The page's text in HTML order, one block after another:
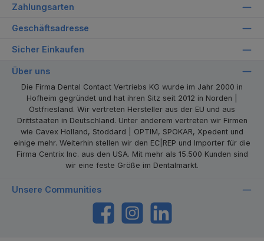
Zahlungsarten
Geschäftsadresse
Sicher Einkaufen
Über uns
Die Firma Dental Contact Vertriebs KG wurde im Jahr 2000 in
Hofheim gegründet und hat ihren Sitz seit 2012 in Norden |
Ostfriesland. Wir vertreten Hersteller aus der EU und aus
Drittstaaten in Deutschland. Unter anderem vertreten wir Firmen
wie Cavex Holland, Stoddard | OPTIM, SPOKAR, Xpedent und
einige mehr. Weiterhin stellen wir den EC|REP und Importer für die
Firma Centrix Inc. aus den USA. Mit mehr als 15.500 Kunden sind
wir eine feste Größe im Dentalmarkt.
Unsere Communities
https://www.facebook.com/dentalcontact
Instagram